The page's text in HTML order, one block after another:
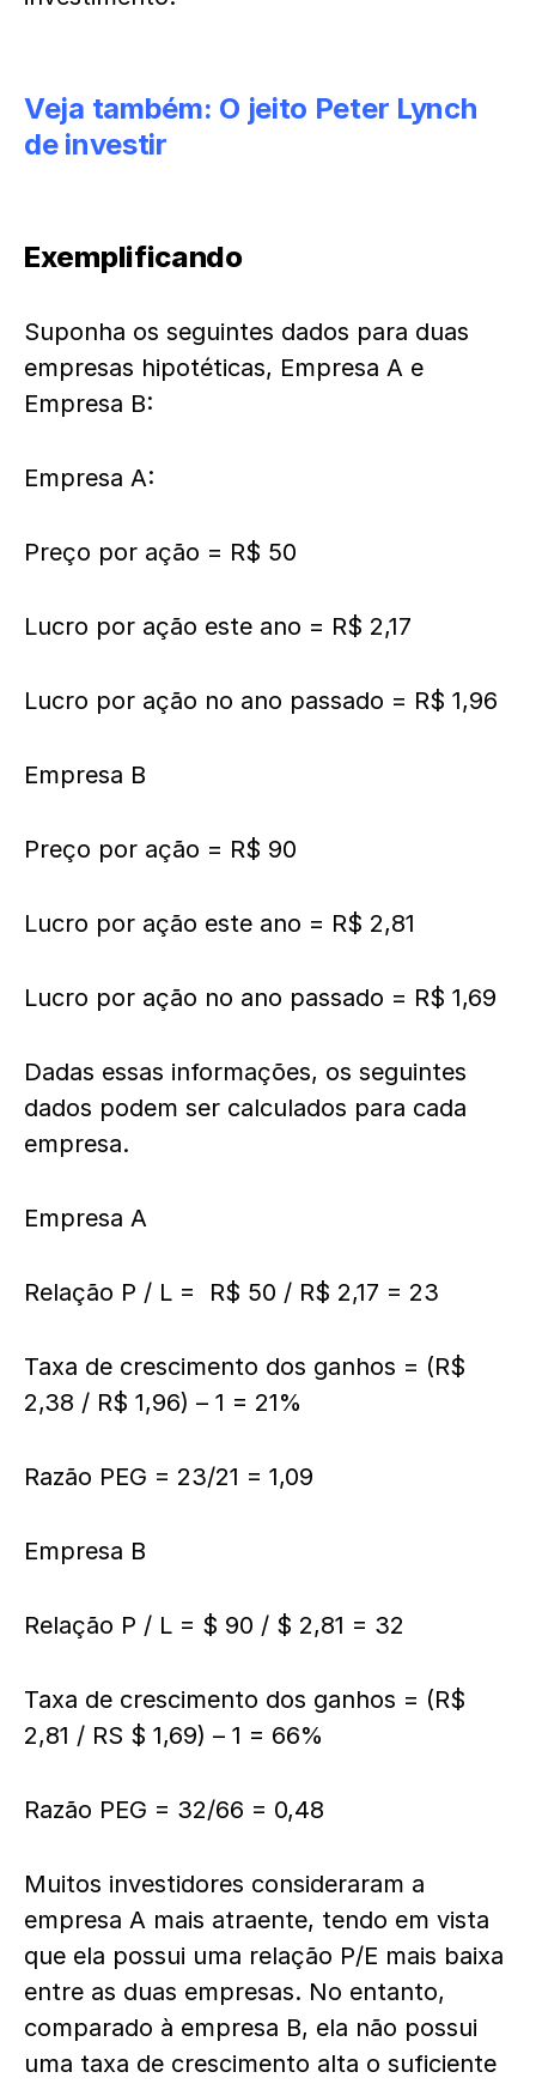
Veja também: O jeito Peter Lynch
de investir
Exemplificando
Suponha os seguintes dados para duas
empresas hipotéticas, Empresa A e
Empresa B:
Empresa A:
Preço por ação = R$ 50
Lucro por ação este ano = R$ 2,17
Lucro por ação no ano passado = R$ 1,96
Empresa B
Preço por ação = R$ 90
Lucro por ação este ano = R$ 2,81
Lucro por ação no ano passado = R$ 1,69
Dadas essas informações, os seguintes
dados podem ser calculados para cada
empresa.
Empresa A
Relação P / L = R$ 50 / R$ 2,17 = 23
Taxa de crescimento dos ganhos = (R$
2,38 / R$ 1,96) – 1 = 21%
Razão PEG = 23/21 = 1,09
Empresa B
Relação P / L = $ 90 / $ 2,81 = 32
Taxa de crescimento dos ganhos = (R$
2,81 / RS $ 1,69) – 1 = 66%
Razão PEG = 32/66 = 0,48
Muitos investidores consideraram a
empresa A mais atraente, tendo em vista
que ela possui uma relação P/E mais baixa
entre as duas empresas. No entanto,
comparado à empresa B, ela não possui
uma taxa de crescimento alta o suficiente